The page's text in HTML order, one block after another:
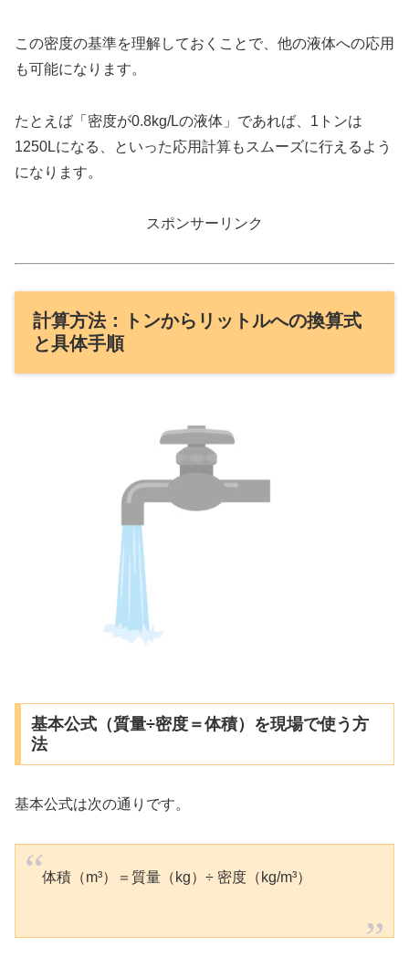
この密度の基準を理解しておくことで、他の液体への応用
も可能になります。
たとえば「密度が0.8kg/Lの液体」であれば、1トンは
1250Lになる、といった応用計算もスムーズに行えるよう
になります。
スポンサーリンク
計算方法：トンからリットルへの換算式
と具体手順
基本公式（質量÷密度＝体積）を現場で使う方
法
基本公式は次の通りです。
体積（m³）＝質量（kg）÷ 密度（kg/m³）